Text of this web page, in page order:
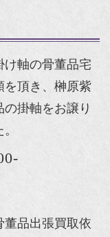
け軸の骨董品宅
を頂き、榊原紫
の掛軸をお譲り
董品出張買取依